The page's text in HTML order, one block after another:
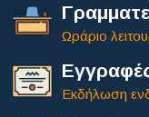
Ωράριο
Εκδήλωση